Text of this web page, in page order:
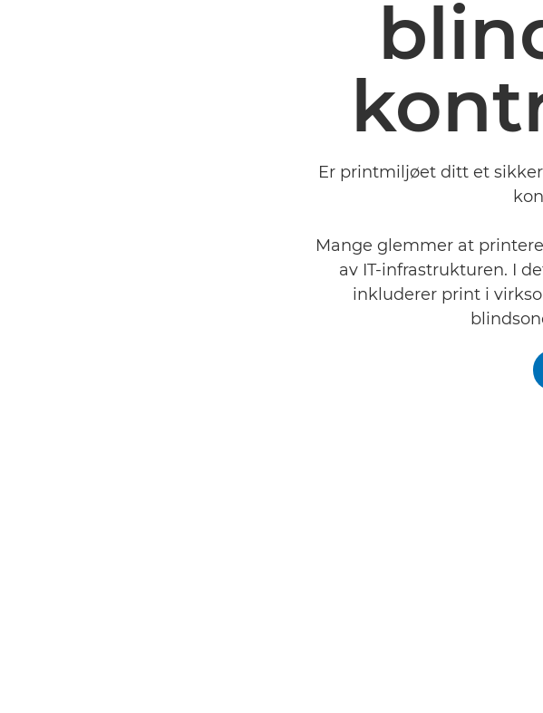
Er printmiljøet ditt et
Mange glemmer at
av IT-infrastrukturen. I
inkluderer print i